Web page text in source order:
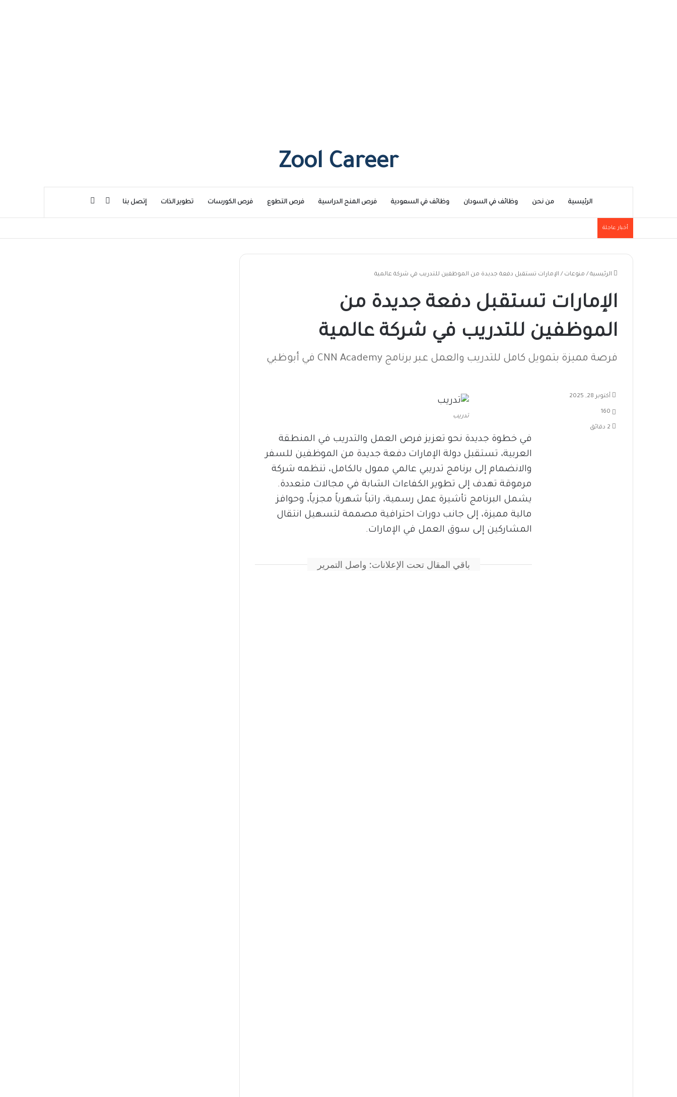
Zool Career
الرئيسية من نحن وظائف في السودان وظائف في السعودية فرص المنح الدراسية فرص التطوع فرص الكورسات تطوير الذات إتصل بنا إضافة عمود جانبي
أخبار عاجلة
الرئيسية / منوعات / الإمارات تستقبل دفعة جديدة من الموظفين للتدريب في شركة عالمية
الإمارات تستقبل دفعة جديدة من
الموظفين للتدريب في شركة عالمية
فرصة مميزة بتمويل كامل للتدريب والعمل عبر برنامج CNN Academy في أبوظبي
تدريب
في خطوة جديدة نحو تعزيز فرص العمل والتدريب في المنطقة
العربية، تستقبل دولة الإمارات دفعة جديدة من الموظفين للسفر
والانضمام إلى برنامج تدريبي عالمي ممول بالكامل، تنظمه شركة
مرموقة تهدف إلى تطوير الكفاءات الشابة في مجالات متعددة.
يشمل البرنامج تأشيرة عمل رسمية، راتباً شهرياً مجزياً، وحوافز
مالية مميزة، إلى جانب دورات احترافية مصممة لتسهيل انتقال
المشاركين إلى سوق العمل في الإمارات.
باقي المقال تحت الإعلانات: واصل التمرير
أكتوبر 28, 2025
160